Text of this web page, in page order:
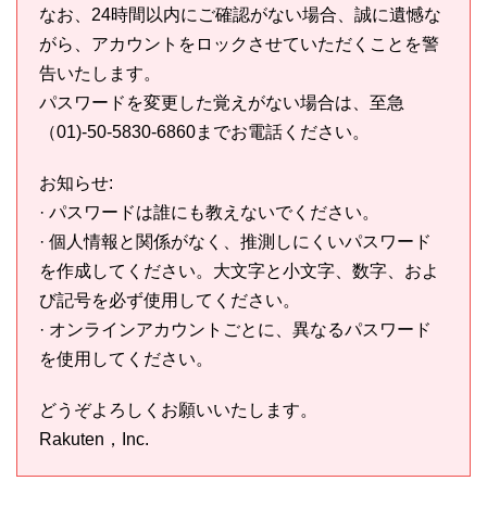
なお、24時間以内にご確認がない場合、誠に遺憾な
がら、アカウントをロックさせていただくことを警
告いたします。
パスワードを変更した覚えがない場合は、至急
（01)-50-5830-6860までお電話ください。
お知らせ:
· パスワードは誰にも教えないでください。
· 個人情報と関係がなく、推測しにくいパスワード
を作成してください。大文字と小文字、数字、およ
び記号を必ず使用してください。
· オンラインアカウントごとに、異なるパスワード
を使用してください。
どうぞよろしくお願いいたします。
Rakuten，Inc.